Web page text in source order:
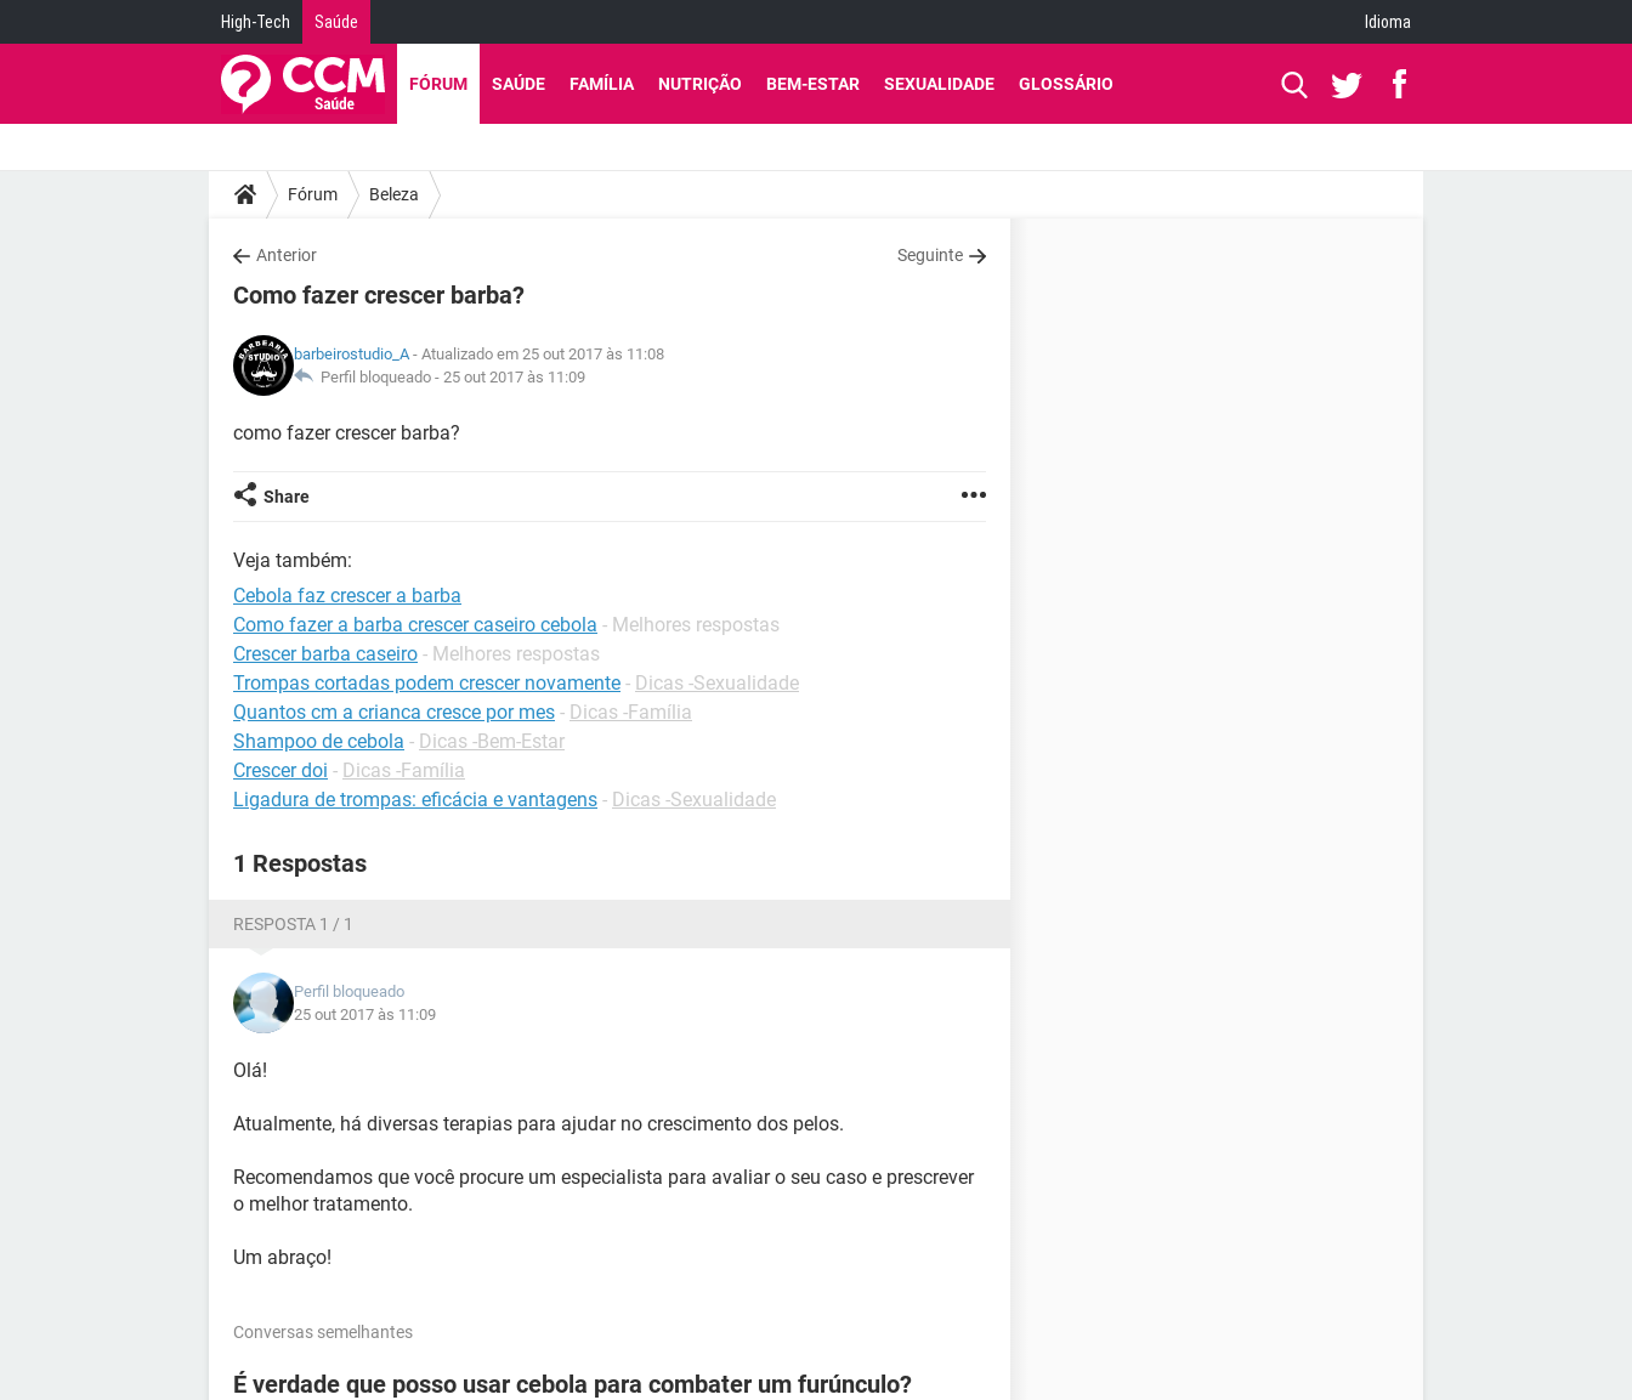
High-Tech Saúde Idioma
FÓRUM SAÚDE FAMÍLIA NUTRIÇÃO BEM-ESTAR SEXUALIDADE GLOSSÁRIO
Fórum Beleza
Anterior Seguinte
Como fazer crescer barba?
barbeirostudio_A- Atualizado em 25 out 2017 às 11:08
Perfil bloqueado - 25 out 2017 às 11:09
como fazer crescer barba?
Share
Veja também:
Cebola faz crescer a barba
Como fazer a barba crescer caseiro cebola - Melhores respostas
Crescer barba caseiro - Melhores respostas
Trompas cortadas podem crescer novamente - Dicas -Sexualidade
Quantos cm a crianca cresce por mes - Dicas -Família
Shampoo de cebola - Dicas -Bem-Estar
Crescer doi - Dicas -Família
Ligadura de trompas: eficácia e vantagens - Dicas -Sexualidade
1 Respostas
RESPOSTA 1 / 1
Perfil bloqueado
25 out 2017 às 11:09
Olá!
Atualmente, há diversas terapias para ajudar no crescimento dos pelos.
Recomendamos que você procure um especialista para avaliar o seu caso e prescrever
o melhor tratamento.
Um abraço!
Conversas semelhantes
É verdade que posso usar cebola para combater um furúnculo?